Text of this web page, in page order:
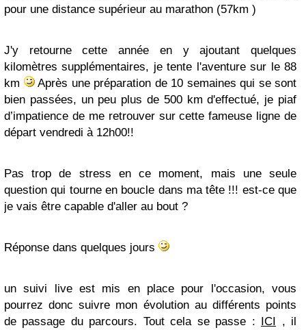
pour une distance supérieur au marathon (57km )
J'y retourne cette année en y ajoutant quelques
kilomètres supplémentaires, je tente l'aventure sur le 88
km
Après une préparation de 10 semaines qui se sont
bien passées, un peu plus de 500 km d'effectué, je piaf
d’impatience de me retrouver sur cette fameuse ligne de
départ vendredi à 12h00!!
Pas trop de stress en ce moment, mais une seule
question qui tourne en boucle dans ma tête !!! est-ce que
je vais être capable d'aller au bout ?
Réponse dans quelques jours
un suivi live est mis en place pour l'occasion, vous
pourrez donc suivre mon évolution au différents points
de passage du parcours. Tout cela se passe : ICI , il